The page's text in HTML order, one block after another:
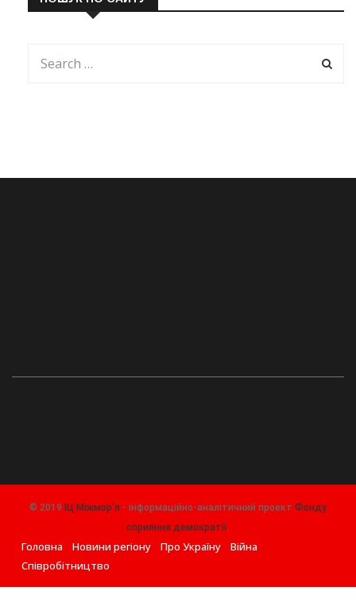
© 2019 ІЦ Міжмор'я - інформаційно-аналітичний проект Фонду
сприяння демократії.
Головна Новини регіону Про Україну
Війна
Співробітництво